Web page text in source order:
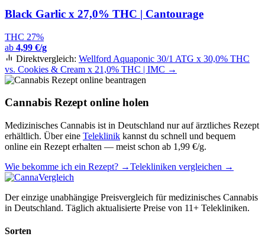
Black Garlic x 27,0% THC | Cantourage
THC 27%
ab 4,99 €/g
Direktvergleich: Wellford Aquaponic 30/1 ATG x 30,0% THC
vs. Cookies & Cream x 21,0% THC | IMC →
Cannabis Rezept online holen
Medizinisches Cannabis ist in Deutschland nur auf ärztliches Rezept
erhältlich. Über eine Teleklinik kannst du schnell und bequem
online ein Rezept erhalten — meist schon ab 1,99 €/g.
Wie bekomme ich ein Rezept? →Telekliniken vergleichen →
Der einzige unabhängige Preisvergleich für medizinisches Cannabis
in Deutschland. Täglich aktualisierte Preise von 11+ Telekliniken.
Sorten